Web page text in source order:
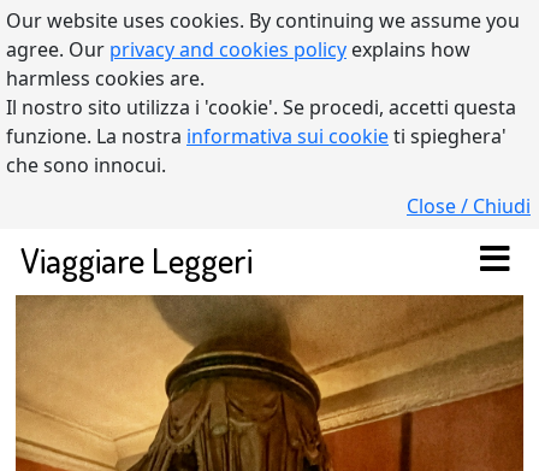
Our website uses cookies. By continuing we assume you
agree. Our privacy and cookies policy explains how
harmless cookies are.
Il nostro sito utilizza i 'cookie'. Se procedi, accetti questa
funzione. La nostra informativa sui cookieti spieghera'
che sono innocui.
Close / Chiudi
Viaggiare Leggeri